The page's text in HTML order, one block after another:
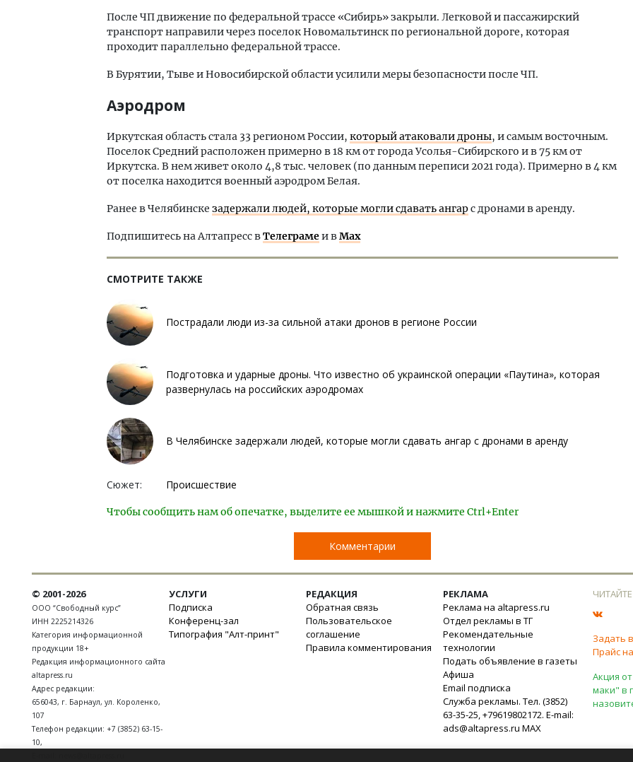
После ЧП движение по федеральной трассе «Сибирь» закрыли. Легковой и пассажирский
транспорт направили через поселок Новомальтинск по региональной дороге, которая
проходит параллельно федеральной трассе.
В Бурятии, Тыве и Новосибирской области усилили меры безопасности после ЧП.
Аэродром
Иркутская область стала 33 регионом России, который атаковали дроны, и самым восточным.
Поселок Средний расположен примерно в 18 км от города Усолья-Сибирского и в 75 км от
Иркутска. В нем живет около 4,8 тыс. человек (по данным переписи 2021 года). Примерно в 4 км
от поселка находится военный аэродром Белая.
Ранее в Челябинске задержали людей, которые могли сдавать ангарс дронами в аренду.
Подпишитесь на Алтапресс вТелеграмеи вMax
СМОТРИТЕ ТАКЖЕ
Пострадали люди из-за сильной атаки дронов в регионе России
Подготовка и ударные дроны. Что известно об украинской операции «Паутина», которая
развернулась на российских аэродромах
В Челябинске задержали людей, которые могли сдавать ангар с дронами в аренду
Сюжет: Происшествие
Чтобы сообщить нам об опечатке, выделите ее мышкой и нажмите Ctrl+Enter
Комментарии
© 2001-2026
ООО “Свободный курс”
ИНН 2225214326
Категория информационной
продукции 18+
Редакция информационного сайта
altapress.ru
Адрес редакции:
656043, г. Барнаул, ул. Короленко,
107
Телефон редакции: +7 (3852) 63-15-
10,
УСЛУГИ
Подписка
Конференц-зал
Типография "Алт-принт"
РЕДАКЦИЯ
Обратная связь
Пользовательское
соглашение
Правила комментирования
РЕКЛАМА
Реклама на altapress.ru
Отдел рекламы в ТГ
Рекомендательные
технологии
Подать объявление в газеты
Афиша
Email подписка
Служба рекламы. Тел. (3852)
63-35-25, +79619802172. E-mail:
ads@altapress.ru MAX
Задать
Прайс
Акция
маки" в